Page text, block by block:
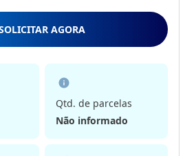
AGORA
Qtd. de parcelas
Não informado